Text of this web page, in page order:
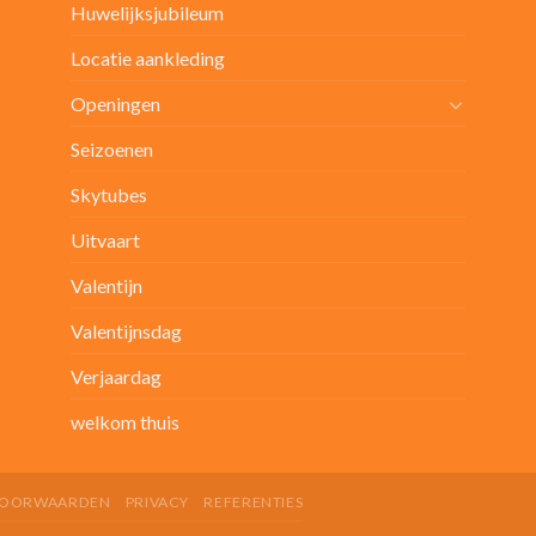
Huwelijksjubileum
Locatie aankleding
Openingen
Seizoenen
Skytubes
Uitvaart
Valentijn
Valentijnsdag
Verjaardag
welkom thuis
PRIVACY REFERENTIES